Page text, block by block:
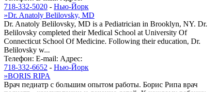
718-332-5020 - Нью-Йорк
»Dr. Anatoly Belilovsky, MD
Dr. Anatoly Belilovsky, MD is a Pediatrician in Brooklyn, NY. Dr.
Belilovsky completed their Medical School at University Of
Connecticut School Of Medicine. Following their education, Dr.
Belilovsky w...
Телефон: E-mail: Адрес:
718-332-6652 - Нью-Йорк
»BORIS RIPA
Врач педиатр с большим опытом работы. Борис Рипа врач